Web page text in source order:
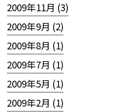
2009年11月 (3)
2009年9月 (2)
2009年8月 (1)
2009年7月 (1)
2009年5月 (1)
2009年2月 (1)